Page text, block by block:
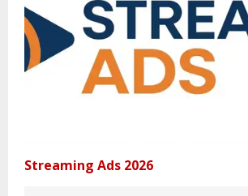
Streaming Ads 2026